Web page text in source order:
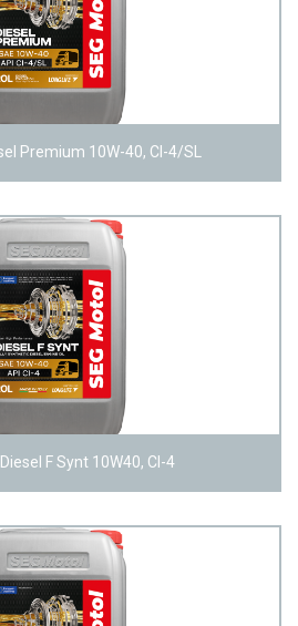
Premium 10W-40, CI-4/SL
F Synt 10W40, CI-4